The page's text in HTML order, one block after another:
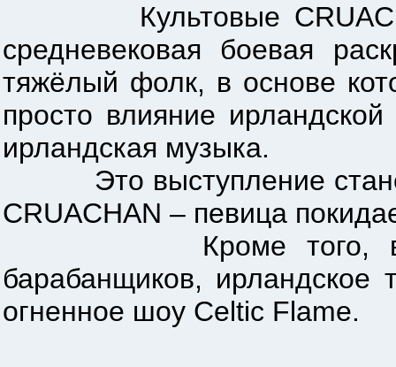
Культовые
средневековая боевая
тяжёлый фолк, в основе
просто влияние
ирландская музыка.
Это выступление
CRUACHAN – певица
Кроме того, вас
барабанщиков, ирландское
огненное шоу Celtic Flame.